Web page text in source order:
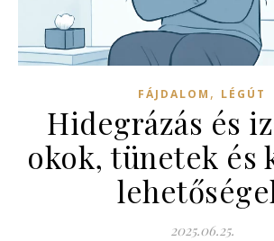
FÁJDALOM , LÉGÚT
Hidegrázás és
okok, tünetek és
2025.06.25.